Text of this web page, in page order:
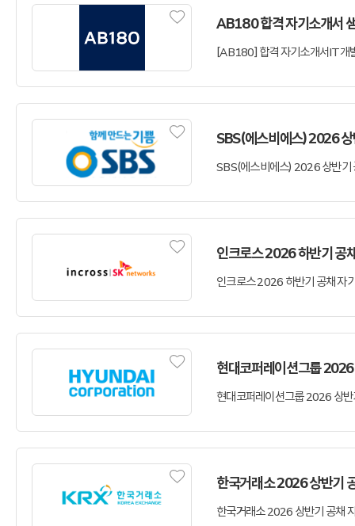
AB180 합격 자기소개서
SBS(에스비에스) 2026
인크로스 2026 하반기 공
현대코퍼레이션그룹
한국거래소 2026 상반기